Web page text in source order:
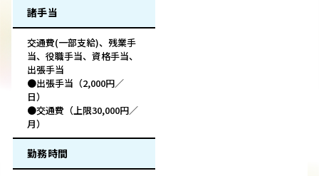
諸手当
交通費(一部支給)、残業手
当、役職手当、資格手当、
出張手当
●出張手当（2,000円／
日）
●交通費（上限30,000円／
月）
勤務時間